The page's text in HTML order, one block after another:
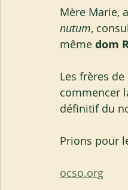
Mère Marie,
nutum,
même dom
Les frères
commencer
définitif du
Prions pour
ocso.org